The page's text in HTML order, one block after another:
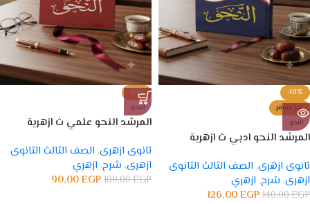
-10%
غير متوفر
النحو
المرشد النحو ادبي ث ازهرية
ثانوى ازهرى, الصف الثالث الثانوى
ازهرى, شرح, ازهري
140,00EGP
126,00EGP
-10%
النحو
المرشد النحو علمي ث ازهرية
ثانوى ازهرى, الصف الثالث الثانوى
ازهرى, شرح, ازهري
100,00EGP
90,00EGP